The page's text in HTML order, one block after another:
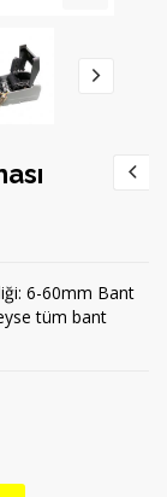
6-60mm Bant
tüm bant